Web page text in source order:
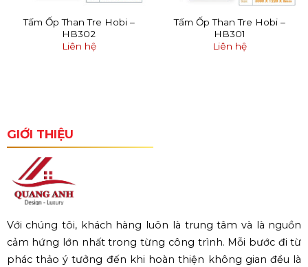
Tấm Ốp Than Tre Hobi –
HB302
Liên hệ
Tấm Ốp Than Tre Hobi –
HB301
Liên hệ
GIỚI THIỆU
Với chúng tôi, khách hàng luôn là trung tâm và là nguồn
cảm hứng lớn nhất trong từng công trình. Mỗi bước đi từ
phác thảo ý tưởng đến khi hoàn thiện không gian đều là